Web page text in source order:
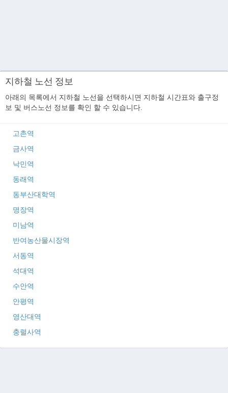
지하철 노선 정보
아래의 목록에서 지하철 노선을 선택하시면 지하철 시간표와 출구정
보 및 버스노선 정보를 확인 할 수 있습니다.
고촌역
금사역
낙민역
동래역
동부산대학역
명장역
미남역
반여농산물시장역
서동역
석대역
수안역
안평역
영산대역
충렬사역